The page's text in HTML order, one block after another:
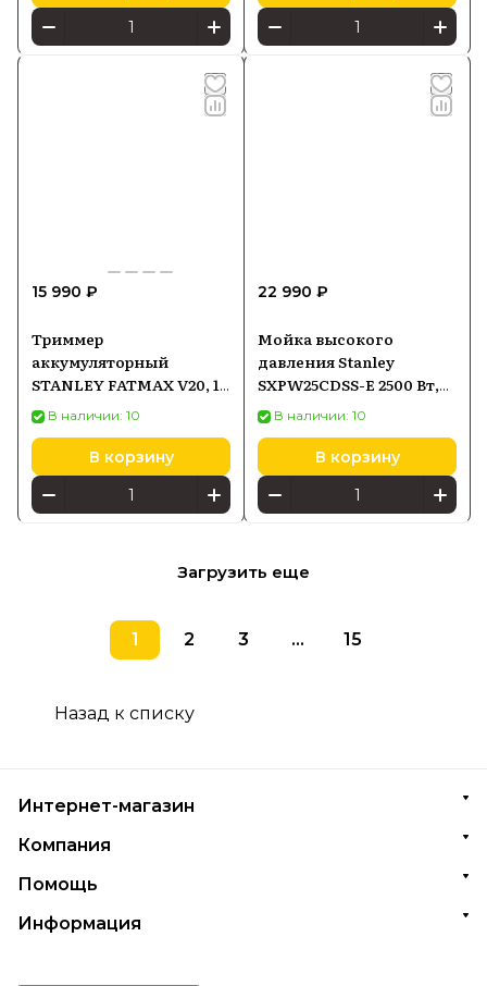
15 990 ₽
Триммер
аккумуляторный
STANLEY FATMAX V20, 18
В, 7200 об/мин, без АКБ и
ЗУ, SFMSTB930B
В наличии: 10
В корзину
22 990 ₽
Мойка высокого
давления Stanley
SXPW25CDSS-E 2500 Вт,
170 бар
В наличии: 10
В корзину
Загрузить еще
1 2 3 ... 15
Назад к списку
Интернет-магазин
Компания
Помощь
Информация